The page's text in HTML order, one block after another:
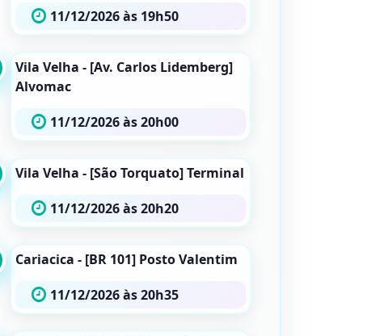
11/12/2026 às 19h50
Vila Velha - [Av. Carlos Lidemberg]
Alvomac
11/12/2026 às 20h00
Vila Velha - [São Torquato] Terminal
11/12/2026 às 20h20
Cariacica - [BR 101] Posto Valentim
11/12/2026 às 20h35